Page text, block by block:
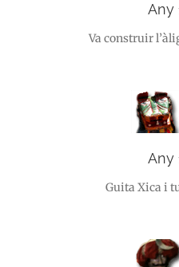
Any
Va construir
Any
Guita Xica i